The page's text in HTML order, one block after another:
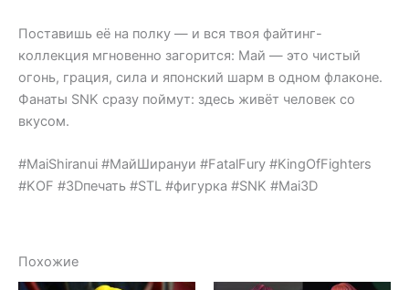
Поставишь её на полку — и вся твоя файтинг-
коллекция мгновенно загорится: Май — это чистый
огонь, грация, сила и японский шарм в одном флаконе.
Фанаты SNK сразу поймут: здесь живёт человек со
вкусом.
#MaiShiranui #МайШирануи #FatalFury #KingOfFighters
#KOF #3Dпечать #STL #фигурка #SNK #Mai3D
Похожие